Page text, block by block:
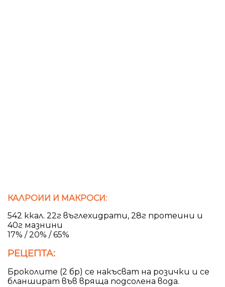
КАЛРОИИ И МАКРОСИ:
542 ккал. 22г въглехидрати, 28г протеини и
40г мазнини
17% / 20% / 65%
РЕЦЕПТА:
Броколите (2 бр) се накъсват на розички и се
бланшират във вряща подсолена вода.